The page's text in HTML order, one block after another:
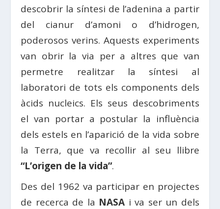
descobrir la síntesi de l’adenina a partir
del cianur d’amoni o d’hidrogen,
poderosos verins. Aquests experiments
van obrir la via per a altres que van
permetre realitzar la síntesi al
laboratori de tots els components dels
àcids nucleics. Els seus descobriments
el van portar a postular la influència
dels estels en l’aparició de la vida sobre
la Terra, que va recollir al seu llibre
“L’origen de la vida”.
Des del 1962 va participar en projectes
de recerca de la NASA i va ser un dels